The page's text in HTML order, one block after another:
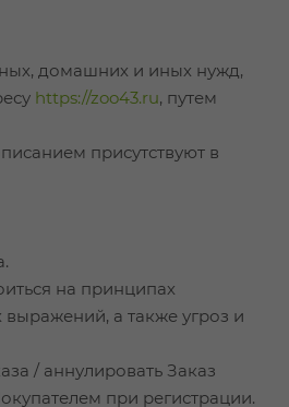
домашних и иных нужд,
https://zoo43.ru, путем
присутствуют в
на принципах
а также угроз и
/ аннулировать Заказ
при регистрации.